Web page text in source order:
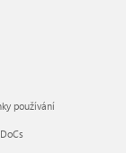
používání